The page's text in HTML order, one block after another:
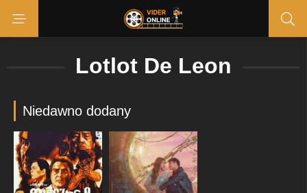
Lotlot De Leon
Niedawno dodany